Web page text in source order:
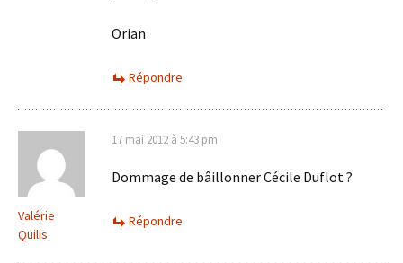
Orian
Répondre
Valérie
Quilis
17 mai 2012 à 5:43 pm
Dommage de bâillonner Cécile Duflot ?
Répondre